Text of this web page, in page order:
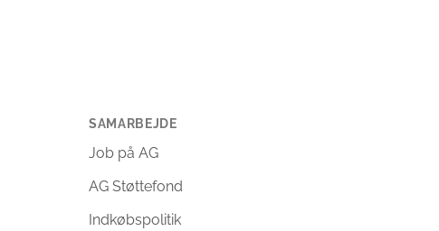
SAMARBEJDE
Job på AG
AG Støttefond
Indkøbspolitik